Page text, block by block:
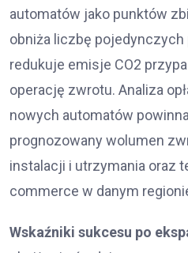
automatów jako punktów
obniża liczbę
redukuje emisje CO2
operację zwrotu. Analiza
nowych automatów
prognozowany wolumen
instalacji i utrzymania oraz
commerce w danym
Wskaźniki sukcesu po